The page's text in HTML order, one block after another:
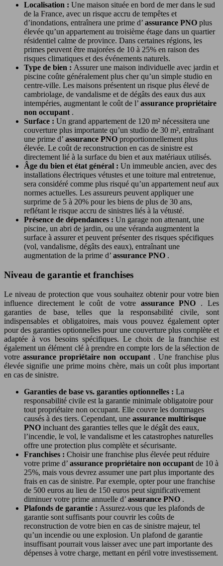
Localisation : Une maison située en bord de mer dans le sud
de la France, avec un risque accru de tempêtes et
d’inondations, entraînera une prime d’ assurance PNO plus
élevée qu’un appartement au troisième étage dans un quartier
résidentiel calme de province. Dans certaines régions, les
primes peuvent être majorées de 10 à 25% en raison des
risques climatiques et des événements naturels.
Type de bien : Assurer une maison individuelle avec jardin et
piscine coûte généralement plus cher qu’un simple studio en
centre-ville. Les maisons présentent un risque plus élevé de
cambriolage, de vandalisme et de dégâts des eaux dus aux
intempéries, augmentant le coût de l’ assurance propriétaire
non occupant .
Surface : Un grand appartement de 120 m² nécessitera une
couverture plus importante qu’un studio de 30 m², entraînant
une prime d’ assurance PNO proportionnellement plus
élevée. Le coût de reconstruction en cas de sinistre est
directement lié à la surface du bien et aux matériaux utilisés.
Âge du bien et état général : Un immeuble ancien, avec des
installations électriques vétustes et une toiture mal entretenue,
sera considéré comme plus risqué qu’un appartement neuf aux
normes actuelles. Les assureurs peuvent appliquer une
surprime de 5 à 20% pour les biens de plus de 30 ans,
reflétant le risque accru de sinistres liés à la vétusté.
Présence de dépendances : Un garage non attenant, une
piscine, un abri de jardin, ou une véranda augmentent la
surface à assurer et peuvent présenter des risques spécifiques
(vol, vandalisme, dégâts des eaux), entraînant une
augmentation de la prime d’ assurance PNO .
Niveau de garantie et franchises
Le niveau de protection que vous souhaitez obtenir pour votre bien
influence directement le coût de votre assurance PNO . Les
garanties de base, telles que la responsabilité civile, sont
indispensables et obligatoires, mais vous pouvez également opter
pour des garanties optionnelles pour une couverture plus complète et
adaptée à vos besoins spécifiques. Le choix de la franchise est
également un élément clé à prendre en compte lors de la sélection de
votreassurance propriétaire non occupant . Une franchise plus
élevée signifie une prime moins chère, mais un coût plus important
en cas de sinistre.
Garanties de base vs. garanties optionnelles : La
responsabilité civile est la garantie minimale obligatoire pour
tout propriétaire non occupant. Elle couvre les dommages
causés à des tiers. Cependant, une assurance multirisque
PNO incluant des garanties telles que le dégât des eaux,
l’incendie, le vol, le vandalisme et les catastrophes naturelles
offre une protection plus complète et sécurisante.
Franchises : Choisir une franchise plus élevée peut réduire
votre prime d’ assurance propriétaire non occupant de 10 à
25%, mais vous devrez assumer une part plus importante des
frais en cas de sinistre. Par exemple, opter pour une franchise
de 500 euros au lieu de 150 euros peut significativement
diminuer votre prime annuelle d’ assurance PNO .
Plafonds de garantie : Assurez-vous que les plafonds de
garantie sont suffisants pour couvrir les coûts de
reconstruction de votre bien en cas de sinistre majeur, tel
qu’un incendie ou une explosion. Un plafond de garantie
insuffisant pourrait vous laisser avec une part importante des
dépenses à votre charge, mettant en péril votre investissement.